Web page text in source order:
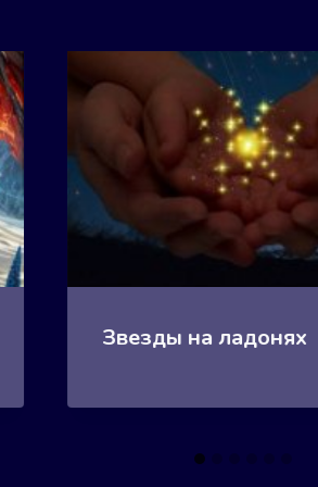
Звезды на ладонях